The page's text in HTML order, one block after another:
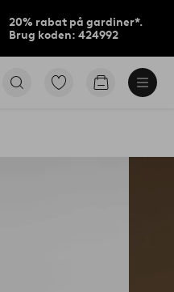
20% rabat på gardiner*.
Brug koden: 424992
Gå
Gå